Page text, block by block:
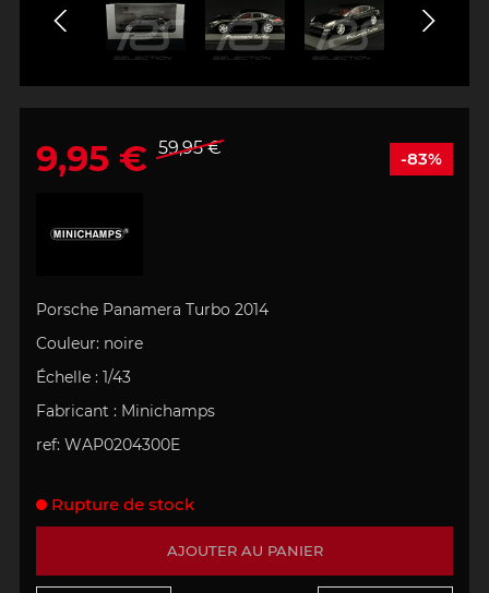
9,95 € 59,95 € -83%
Porsche Panamera Turbo 2014
Couleur: noire
Échelle : 1/43
Fabricant : Minichamps
ref: WAP0204300E
AJOUTER AU PANIER
Rupture de stock